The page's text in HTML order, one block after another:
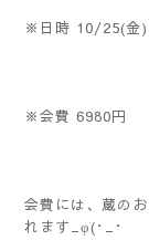
※日時 10/25(金
※会費 6980円
会費には、蔵の
れます_φ(･_･